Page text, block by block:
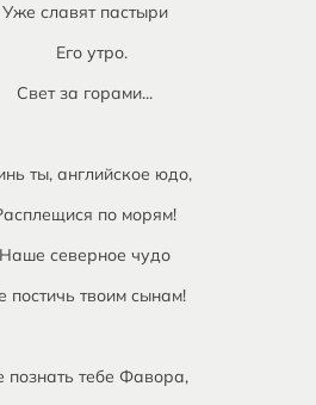
пастыри
утро.
за горами...
английское юдо,
по морям!
чудо
твоим сынам!
тебе Фавора,